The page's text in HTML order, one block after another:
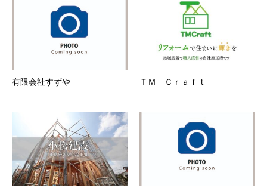
した場合
第5条 会員情報の変更
会員は、登録情報（住所・電話番号等）に変更が
あった場合、速やかに当社所定の方法により、変
更事項を当社に通知しするものとします。
前項の届出がなかったことで会員が不利益を被っ
たとしても、当社は一切その責任を負いません。
生じた損害について、事務局はいずれに対しても
一切責任を負いません。
第6条 会員登録の抹消
１．会員が登録抹消・途中解約する場合は、所定の方
法にて事務局に直ちに届け出ることとします。
２．本サービスの会員資格は一法人又は一個人専属の
有限会社すずや ＴＭ Ｃｒａｆｔ